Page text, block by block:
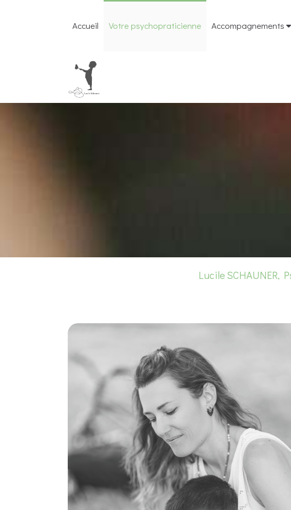
Accueil Votre psychopraticienne Accompagnements
Lucile SCHAUNER,